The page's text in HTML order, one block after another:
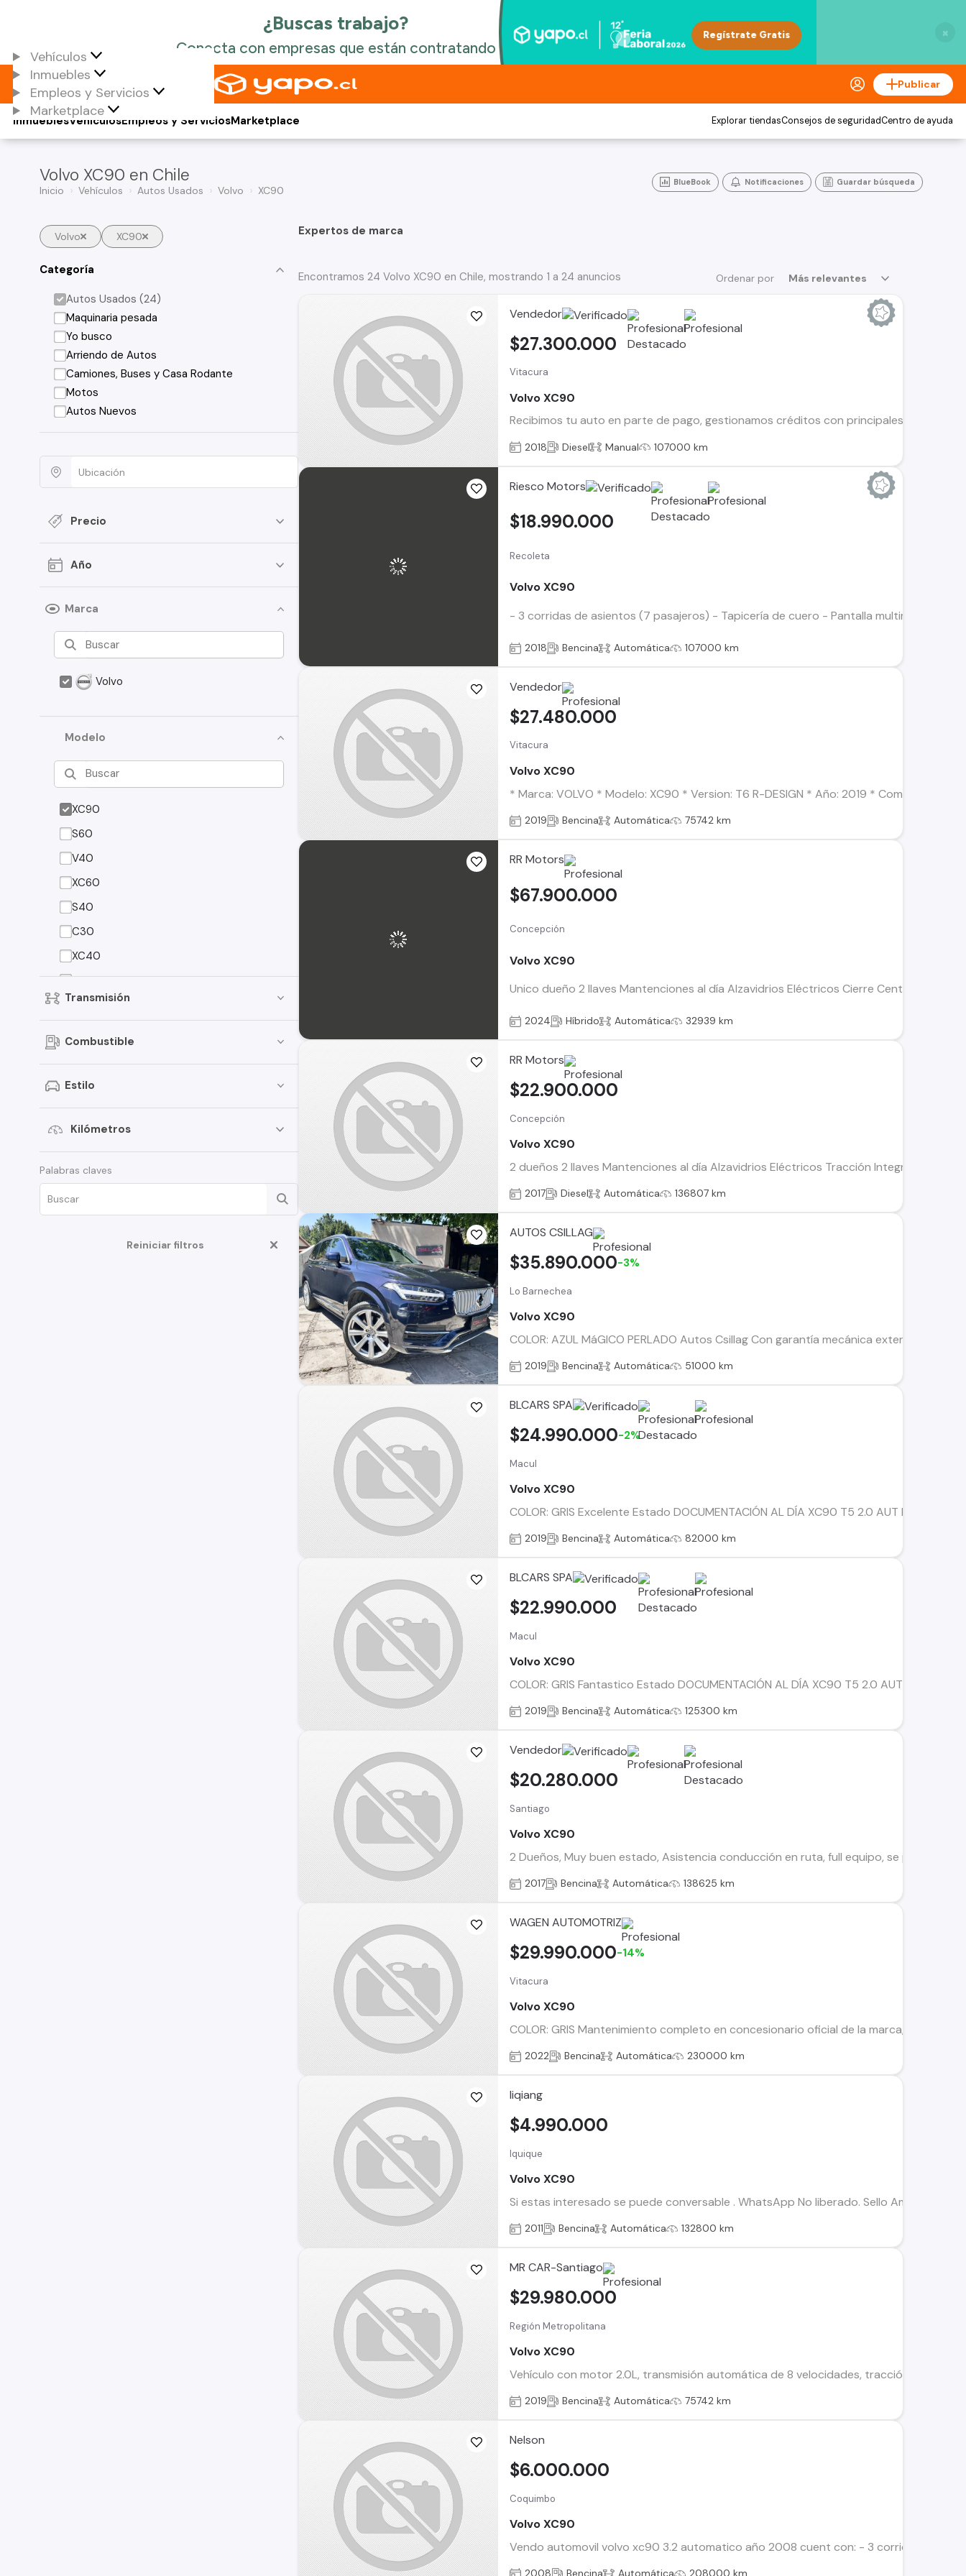
×
Vehículos
Inmuebles
Empleos y Servicios
Marketplace
Publicar
Vehículos
Inmuebles Empleos y ServiciosMarketplace Explorar tiendasConsejos de seguridadCentro de ayuda
Volvo XC90 en Chile
Inicio Vehículos Autos Usados Volvo XC90
BlueBook Notificaciones Guardar búsqueda
Volvo XC90
Categoría
Autos Usados (24)
Maquinaria pesada
Yo busco
Arriendo de Autos
Camiones, Buses y Casa Rodante
Motos
Autos Nuevos
Precio
Año
Marca
Volvo
Modelo
XC90
S60
V40
XC60
S40
C30
XC40
V60
S80
XC70
244
460
EC40
S60 Cross Country
Transmisión
Combustible
Estilo
Kilómetros
Palabras claves
Reiniciar filtros
Expertos de marca
Ordenar por Más relevantes
Encontramos 24 Volvo XC90 en Chile, mostrando 1 a 24 anuncios
Vendedor
Vitacura
Volvo XC90
Recibimos tu auto en parte de pago, gestionamos créditos con principales
$27.300.000
2018 Diesel Manual 107000 km
Riesco Motors
Recoleta
Volvo XC90
- 3 corridas de asientos (7 pasajeros) - Tapicería de cuero - Pantalla multimedia
$18.990.000
2018 Bencina Automática 107000 km
Vendedor
Vitacura
Volvo XC90
* Marca: VOLVO * Modelo: XC90 * Version: T6 R-DESIGN * Año: 2019 * Combustible:
$27.480.000
2019 Bencina Automática 75742 km
RR Motors
Concepción
Volvo XC90
Unico dueño 2 llaves Mantenciones al día Alzavidrios Eléctricos Cierre Centralizado
$67.900.000
2024 Híbrido Automática 32939 km
RR Motors
Concepción
Volvo XC90
2 dueños 2 llaves Mantenciones al día Alzavidrios Eléctricos Tracción Integral (4x4/
$22.900.000
2017 Diesel Automática 136807 km
AUTOS CSILLAG
Lo Barnechea
Volvo XC90
COLOR: AZUL MáGICO PERLADO Autos Csillag Con garantía mecánica extendida.-
$35.890.000-3%
2019 Bencina Automática 51000 km
BLCARS SPA
Macul
Volvo XC90
COLOR: GRIS Excelente Estado DOCUMENTACIÓN AL DÍA XC90 T5 2.0 AUT
$24.990.000-2%
2019 Bencina Automática 82000 km
BLCARS SPA
Macul
Volvo XC90
COLOR: GRIS Fantastico Estado DOCUMENTACIÓN AL DÍA XC90 T5 2.0 AUT
$22.990.000
2019 Bencina Automática 125300 km
Vendedor
Santiago
Volvo XC90
2 Dueños, Muy buen estado, Asistencia conducción en ruta, full equipo, se puede
$20.280.000
2017 Bencina Automática 138625 km
WAGEN AUTOMOTRIZ
Vitacura
Volvo XC90
COLOR: GRIS Mantenimiento completo en concesionario oficial de la marca, único
$29.990.000-14%
2022 Bencina Automática 230000 km
liqiang
Iquique
Volvo XC90
Si estas interesado se puede conversable . WhatsApp No liberado. Sello Amarillo Zona
$4.990.000
2011 Bencina Automática 132800 km
MR CAR-Santiago
Región Metropolitana
Volvo XC90
Vehículo con motor 2.0L, transmisión automática de 8 velocidades, tracción AWD,
$29.980.000
2019 Bencina Automática 75742 km
Nelson
Coquimbo
Volvo XC90
Vendo automovil volvo xc90 3.2 automatico año 2008 cuent con: - 3 corridas de
$6.000.000
2008 Bencina Automática 208000 km